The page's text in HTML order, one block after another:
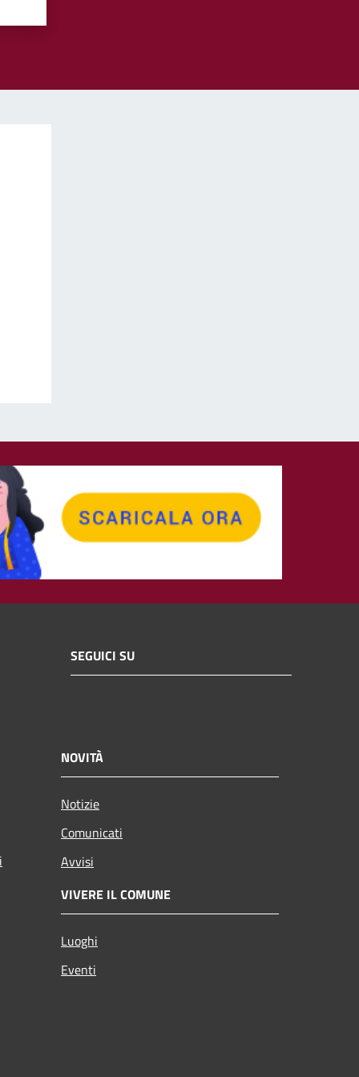
SEGUICI SU
NOVITÀ
Notizie
Comunicati
Avvisi
VIVERE IL COMUNE
Luoghi
Eventi